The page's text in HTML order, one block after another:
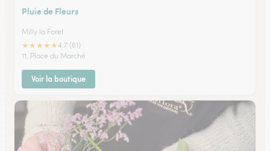
Pluie de Fleurs
Milly la Foret
★★★★★4.7 (61)
11, Place du Marché
Voir la boutique